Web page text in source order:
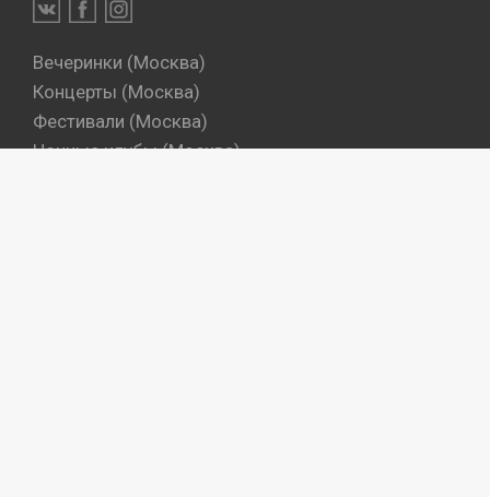
Вечеринки (Москва)
Концерты (Москва)
Фестивали (Москва)
Ночные клубы (Москва)